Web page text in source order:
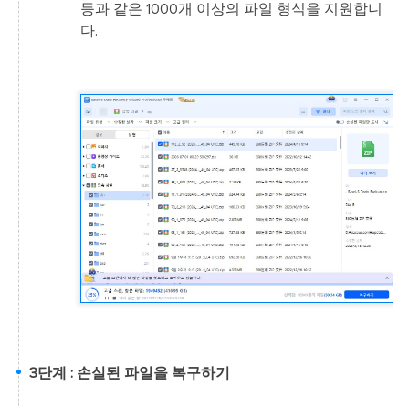
등과 같은 1000개 이상의 파일 형식을 지원합니
다.
3단계 : 손실된 파일을 복구하기